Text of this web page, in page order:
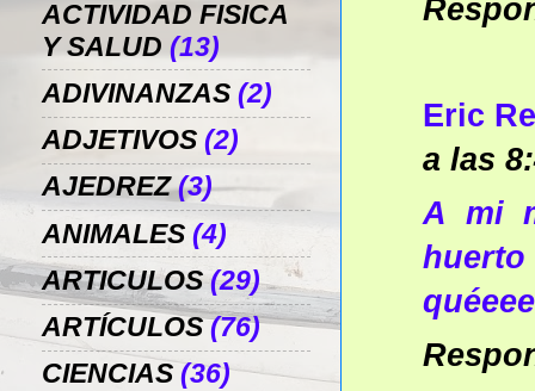
Eric
a las
A mi
ACTIVIDAD FISICA
Y SALUD (13)
ADIVINANZAS (2)
ADJETIVOS (2)
AJEDREZ (3)
ANIMALES (4)
ARTICULOS (29)
ARTÍCULOS (76)
CIENCIAS (36)